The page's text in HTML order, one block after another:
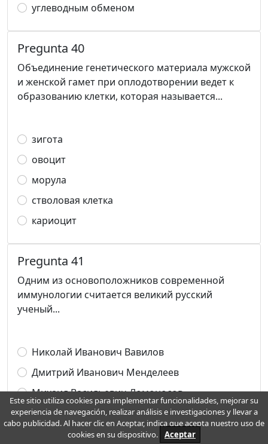
углеводным обменом
Pregunta 40
Объединение генетического материала мужской
и женской гамет при оплодотворении ведет к
образованию клетки, которая называется...
зигота
овоцит
морула
стволовая клетка
кариоцит
Pregunta 41
Одним из основоположников современной
иммунологии считается великий русский
ученый...
Николай Иванович Вавилов
Дмитрий Иванович Менделеев
Михаил Васильевич Ломоносов
Илья Ильич Мечников
Иван Петрович Павлов
Este sitio utiliza cookies para implementar funcionalidades, mejorar su
experiencia de navegación, realizar análisis e investigaciones y llevar a
cabo publicidad. Al hacer clic en Aceptar, indica que acepta nuestro uso de
cookies en su dispositivo.
Aceptar